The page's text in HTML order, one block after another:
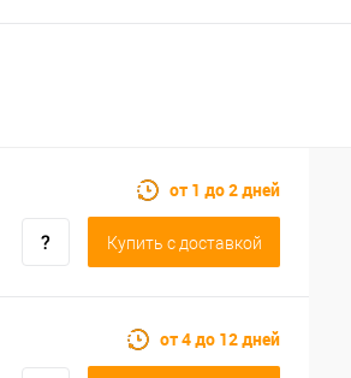
от 1 до 2 дней
Купить c доставкой
от 4 до 12 дней